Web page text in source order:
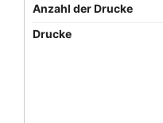
Anzahl der Drucke
Drucke